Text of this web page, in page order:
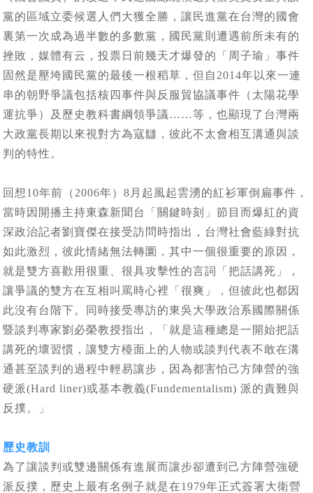
黨的區域立委候選人們大獲全勝，讓民進黨在台灣的國會
裏第一次成為過半數的多數黨，國民黨則遭遇前所未有的
挫敗，媒體有云，投票日前幾天才爆發的「周子瑜」事件
固然是壓垮國民黨的最後一根稻草，但自2014年以來一連
串的朝野爭議包括核四事件與反服貿協議事件（太陽花學
運抗爭）及歷史教科書綱領爭議……等，也顯現了台灣兩
大政黨長期以來視對方為寇讎，彼此不太會相互溝通與談
判的特性。
回想10年前（2006年）8月起風起雲湧的紅衫軍倒扁事件，
當時因開播主持東森新聞台「關鍵時刻」節目而爆紅的資
深政治記者劉寶傑在接受訪問時指出，台灣社會藍綠對抗
如此激烈，彼此情緒無法轉圜，其中一個很重要的原因，
就是雙方喜歡用很重、很具攻擊性的言詞「把話講死」，
讓爭議的雙方在互相叫罵時心裡「很爽」，但彼此也都因
此沒有台階下。同時接受專訪的東吳大學政治系國際關係
暨談判專家劉必榮教授指出，「就是這種總是一開始把話
講死的壞習慣，讓雙方檯面上的人物或談判代表不敢在溝
通甚至談判的過程中輕易讓步，因為都害怕己方陣營的強
硬派(Hard liner)或基本教義(Fundementalism) 派的責難與
反撲。」
歷史教訓
為了讓談判或雙邊關係有進展而讓步卻遭到己方陣營強硬
派反撲，歷史上最有名例子就是在1979年正式簽署大衛營